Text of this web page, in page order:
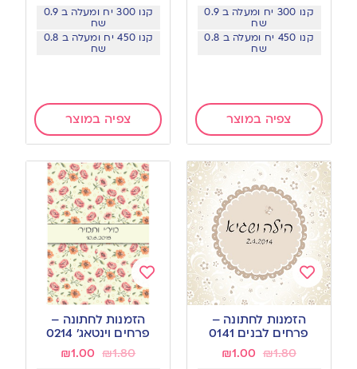
קנו 300 יח ומעלה ב 0.9
שח
קנו 450 יח ומעלה ב 0.8
שח
צפיה במוצר
קנו 300 יח ומעלה ב 0.9
שח
קנו 450 יח ומעלה ב 0.8
שח
צפיה במוצר
Add
to
wishlist
הזמנות לחתונה –
פרחים לבנים 0141
₪1.80
₪1.00
Add
to
wishlist
הזמנות לחתונה –
פרחים וינטאג’ 0214
₪1.80
₪1.00